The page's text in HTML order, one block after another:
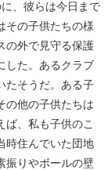
、彼らは今日まで
その子供たちの様
の外で見守る保護
した。あるクラブ
たそうだ。ある子
の他の子供たちは
ば、私も子供のこ
時住んでいた団地
振りやボールの壁